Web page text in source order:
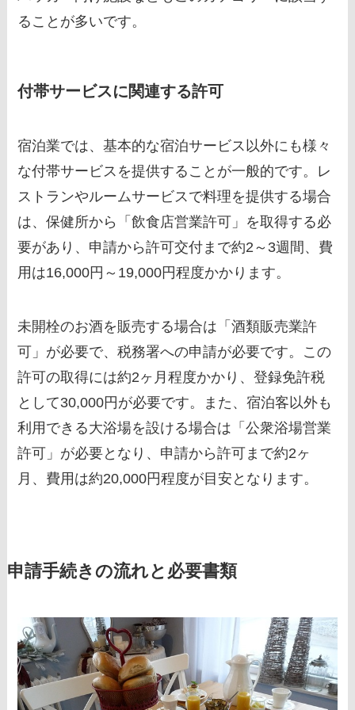
ることが多いです。
付帯サービスに関連する許可
宿泊業では、基本的な宿泊サービス以外にも様々
な付帯サービスを提供することが一般的です。レ
ストランやルームサービスで料理を提供する場合
は、保健所から「飲食店営業許可」を取得する必
要があり、申請から許可交付まで約2～3週間、費
用は16,000円～19,000円程度かかります。
未開栓のお酒を販売する場合は「酒類販売業許
可」が必要で、税務署への申請が必要です。この
許可の取得には約2ヶ月程度かかり、登録免許税
として30,000円が必要です。また、宿泊客以外も
利用できる大浴場を設ける場合は「公衆浴場営業
許可」が必要となり、申請から許可まで約2ヶ
月、費用は約20,000円程度が目安となります。
申請手続きの流れと必要書類